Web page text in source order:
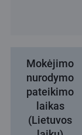
Mokėjimo
nurodymo
pateikimo
laikas
(Lietuvos